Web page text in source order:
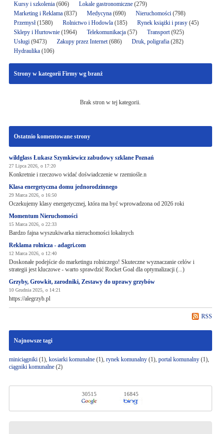
Kursy i szkolenia(606) Lokale gastronomiczne(279)
Marketing i Reklama(837) Medycyna(690) Nieruchomości(798)
Przemysł(1580) Rolnictwo i Hodowla(185) Rynek książki i prasy(45)
Sklepy i Hurtownie(1964) Telekomunikacja(57) Transport(925)
Usługi(9473) Zakupy przez Internet(686) Druk, poligrafia(282)
Hydraulika(106)
Strony w kategorii Firmy wg branż
Brak stron w tej kategorii.
Ostatnio komentowane strony
wildglass Łukasz Szymkiewicz zabudowy szklane Poznań
27 Lipca 2026, o 17:20
Konkretnie i rzeczowo widać doświadczenie w rzemiośle.n
Klasa energetyczna domu jednorodzinnego
29 Marca 2026, o 16:50
Oczekujemy klasy energetycznej, która ma być wprowadzona od 2026 roki
Momentum Nieruchomości
15 Marca 2026, o 22:33
Bardzo fajna wyszukiwarka nieruchomości lokalnych
Reklama rolnicza - adagri.com
12 Marca 2026, o 12:40
Doskonałe podejście do marketingu rolniczego! Skuteczne wyznaczanie celów i
strategii jest kluczowe - warto sprawdzić Rocket Goal dla optymalizacji (...)
Grzyby, Growkit, zarodniki, Zestawy do uprawy grzybów
10 Grudnia 2025, o 14:21
https://alegrzyb.pl
RSS
Najnowsze tagi
miniciągniki(1), kosiarki komunalne(1), rynek komunalny(1), portal komunalny(1),
ciągniki komunalne(2)
30515 16845